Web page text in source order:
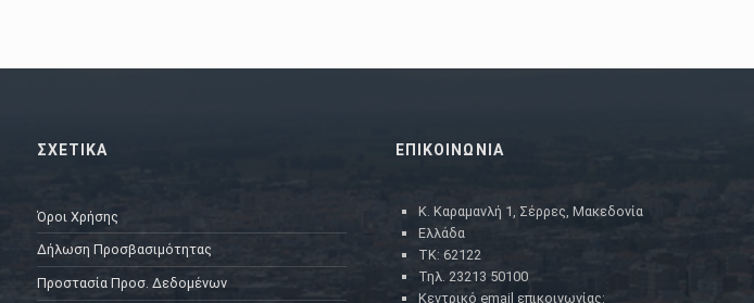
ΣΧΕΤΙΚΑ
Όροι Χρήσης
Δήλωση Προσβασιμότητας
Προστασία Προσ. Δεδομένων
ΕΠΙΚΟΙΝΩΝΙΑ
Κ. Καραμανλή 1, Σέρρες, Μακεδονία
Ελλάδα
ΤΚ: 62122
Τηλ. 23213 50100
Κεντρικό email επικοινωνίας: